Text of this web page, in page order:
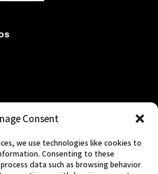
Consent
we use technologies like cookies to
Consenting to these
data such as browsing behavior
el Ayuntamiento de Madrid para el
por la Unión Europea (FSE+)